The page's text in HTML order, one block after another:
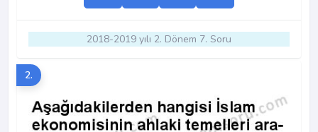
2018-2019 yılı 2. Dönem 7. Soru
2.